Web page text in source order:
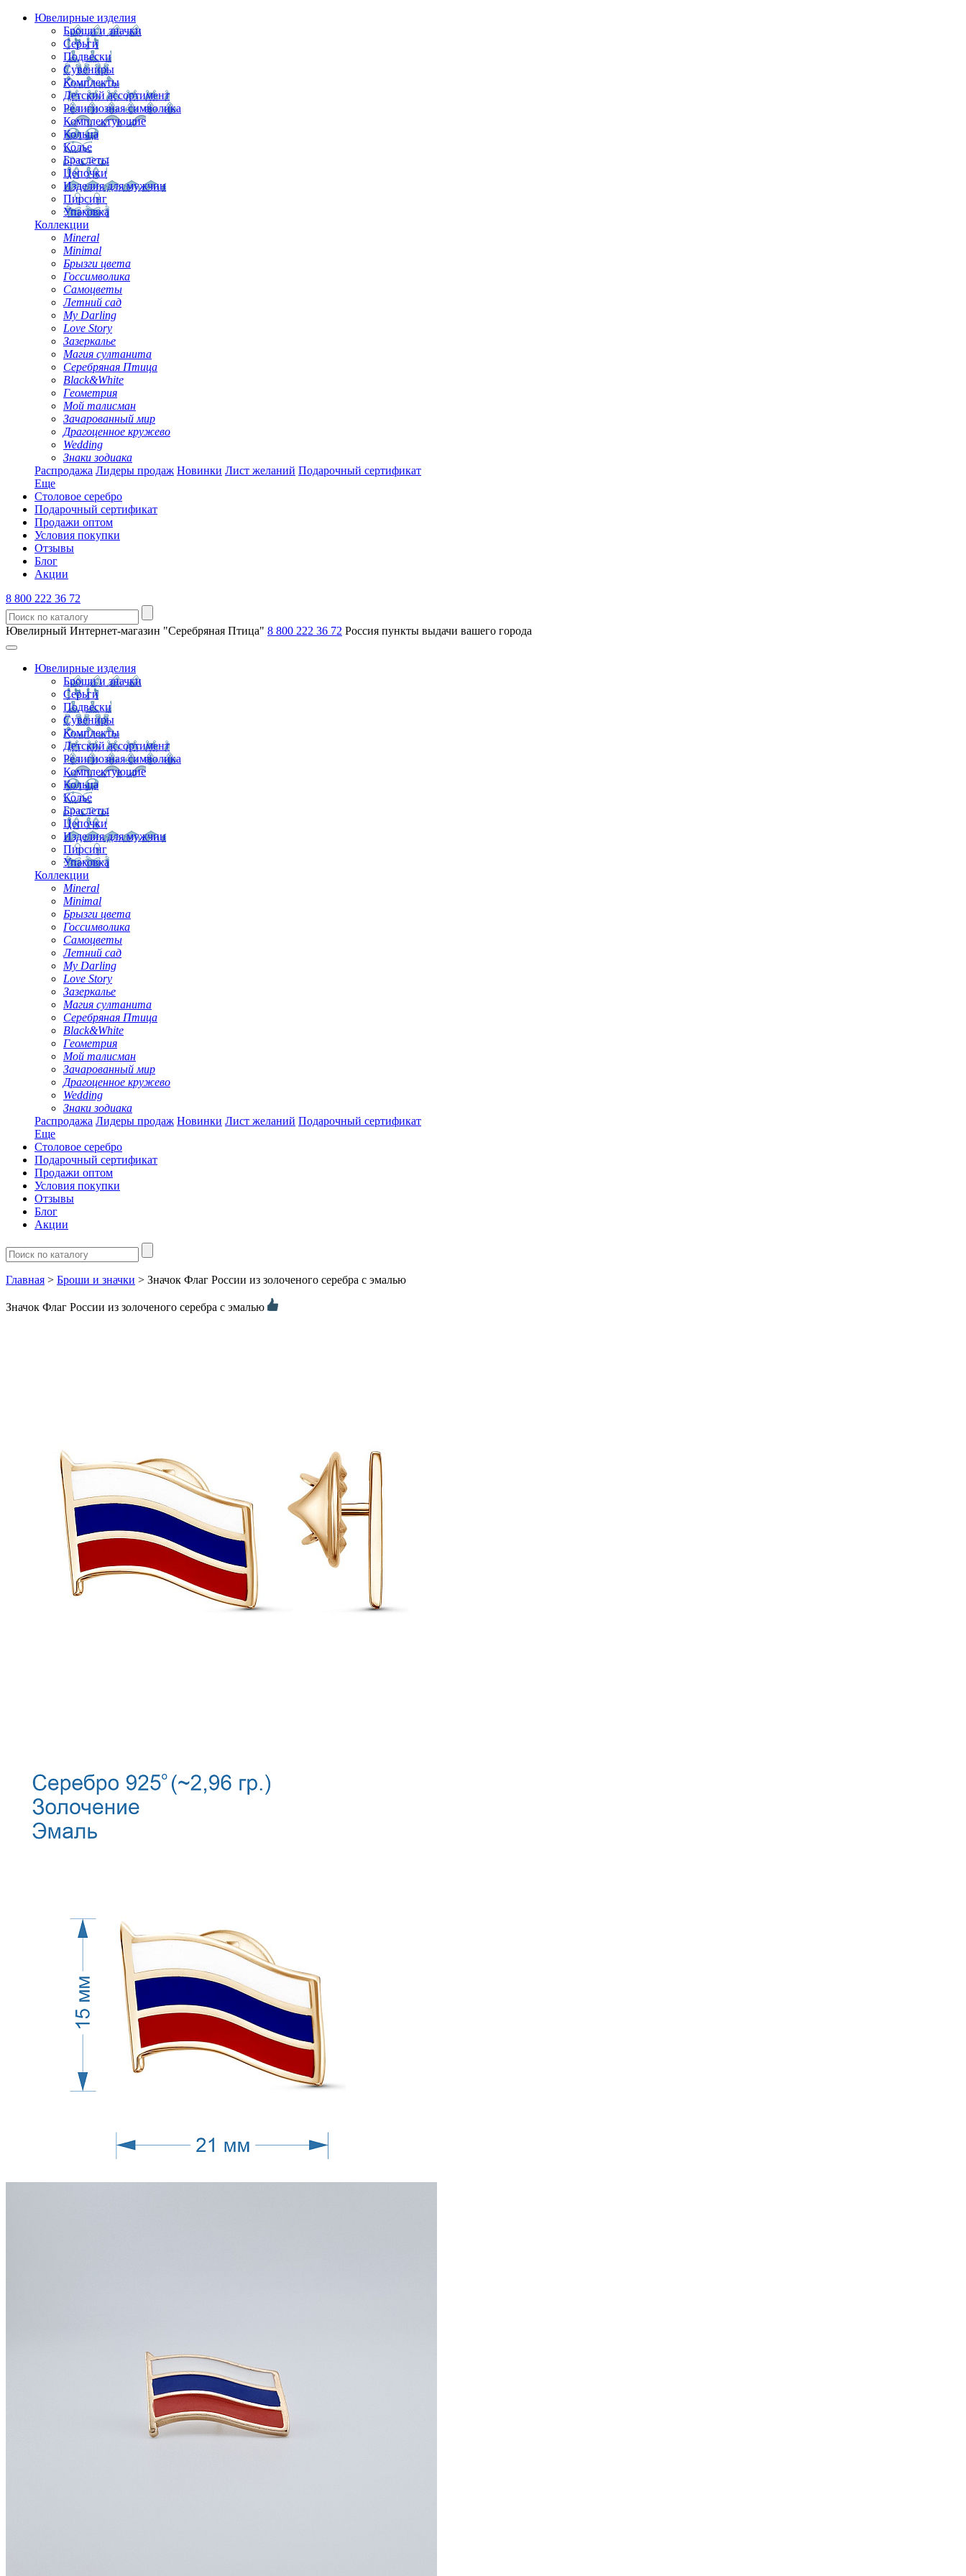
Ювелирные изделия
Броши и значки
Серьги
Подвески
Сувениры
Комплекты
Детский ассортимент
Религиозная символика
Комплектующие
Кольца
Колье
Браслеты
Цепочки
Изделия для мужчин
Пирсинг
Упаковка
Коллекции
Mineral
Minimal
Брызги цвета
Госсимволика
Самоцветы
Летний сад
My Darling
Love Story
Зазеркалье
Магия султанита
Серебряная Птица
Black&White
Геометрия
Мой талисман
Зачарованный мир
Драгоценное кружево
Wedding
Знаки зодиака
Распродажа Лидеры продаж Новинки Лист желаний Подарочный сертификат
Еще
Столовое серебро
Подарочный сертификат
Продажи оптом
Условия покупки
Отзывы
Блог
Акции
8 800 222 36 72
Ювелирный Интернет-магазин "Серебряная Птица" 8 800 222 36 72 Россия пункты выдачи вашего города
Ювелирные изделия
Броши и значки
Серьги
Подвески
Сувениры
Комплекты
Детский ассортимент
Религиозная символика
Комплектующие
Кольца
Колье
Браслеты
Цепочки
Изделия для мужчин
Пирсинг
Упаковка
Коллекции
Mineral
Minimal
Брызги цвета
Госсимволика
Самоцветы
Летний сад
My Darling
Love Story
Зазеркалье
Магия султанита
Серебряная Птица
Black&White
Геометрия
Мой талисман
Зачарованный мир
Драгоценное кружево
Wedding
Знаки зодиака
Распродажа Лидеры продаж Новинки Лист желаний Подарочный сертификат
Еще
Столовое серебро
Подарочный сертификат
Продажи оптом
Условия покупки
Отзывы
Блог
Акции
Главная > Броши и значки > Значок Флаг России из золоченого серебра с эмалью
Значок Флаг России из золоченого серебра с эмалью